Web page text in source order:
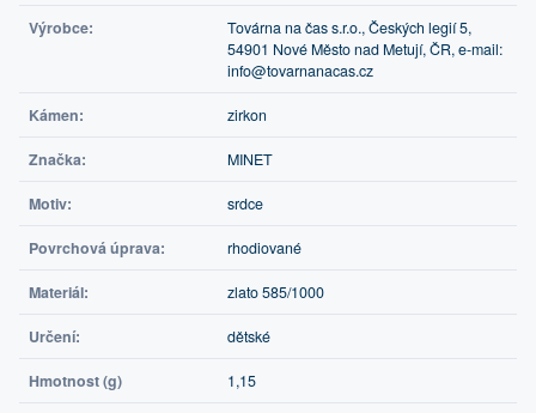
Výrobce:
Továrna na čas s.r.o., Českých legií 5,
54901 Nové Město nad Metují, ČR, e-mail:
info@tovarnanacas.cz
Kámen: zirkon
Značka: MINET
Motiv: srdce
Povrchová úprava: rhodiované
Materiál: zlato 585/1000
Určení: dětské
Hmotnost (g) 1,15